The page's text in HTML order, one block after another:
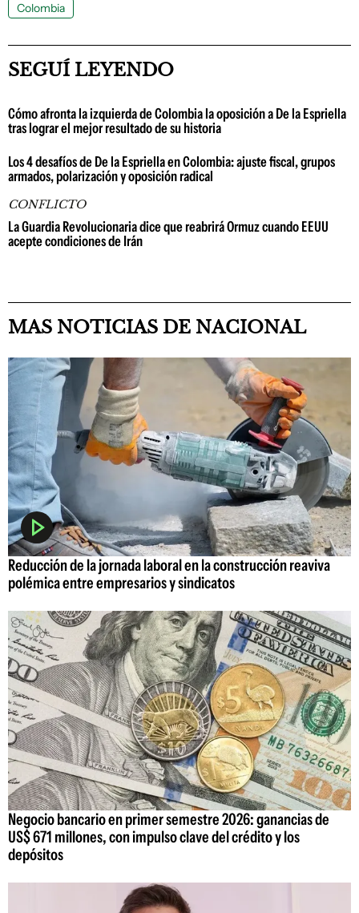
Colombia
SEGUÍ LEYENDO
Cómo afronta la izquierda de Colombia la oposición a De la Espriella
tras lograr el mejor resultado de su historia
Los 4 desafíos de De la Espriella en Colombia: ajuste fiscal, grupos
armados, polarización y oposición radical
CONFLICTO
La Guardia Revolucionaria dice que reabrirá Ormuz cuando EEUU
acepte condiciones de Irán
MAS NOTICIAS DE NACIONAL
Reducción de la jornada laboral en la construcción reaviva
polémica entre empresarios y sindicatos
Negocio bancario en primer semestre 2026: ganancias de
US$ 671 millones, con impulso clave del crédito y los
depósitos